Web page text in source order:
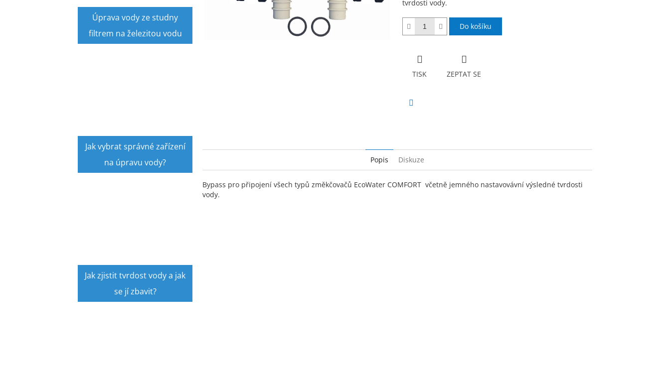
Úprava vody ze studny
filtrem na železitou vodu
Jak vybrat správné zařízení
na úpravu vody?
Jak zjistit tvrdost vody a jak
se jí zbavit?
tvrdosti vody.
Do košíku
TISK ZEPTAT SE
Popis Diskuze
Bypass pro připojení všech typů změkčovačů EcoWater COMFORT včetně jemného nastavovávní výsledné tvrdosti
vody.